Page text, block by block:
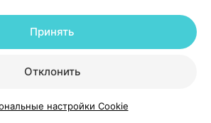
КорзинаИзбранноеПрофиль
месяца.
на баллон прямых
бросать в огонь, даже если он
выше 25 °С. Не
Отклонить
Принять
настройки Cookie